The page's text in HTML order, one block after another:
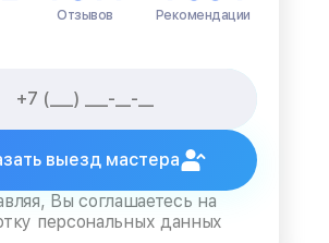
Отзывов Рекомендации
выезд мастера
Вы соглашаетесь на
персональных данных